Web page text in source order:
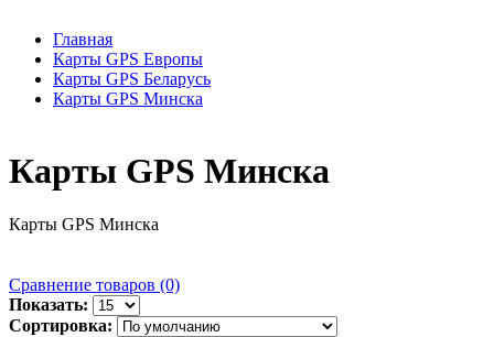
Главная
Карты GPS Европы
Карты GPS Беларусь
Карты GPS Минска
Карты GPS Минска
Карты GPS Минска
Сравнение товаров (0)
Показать:
Сортировка: